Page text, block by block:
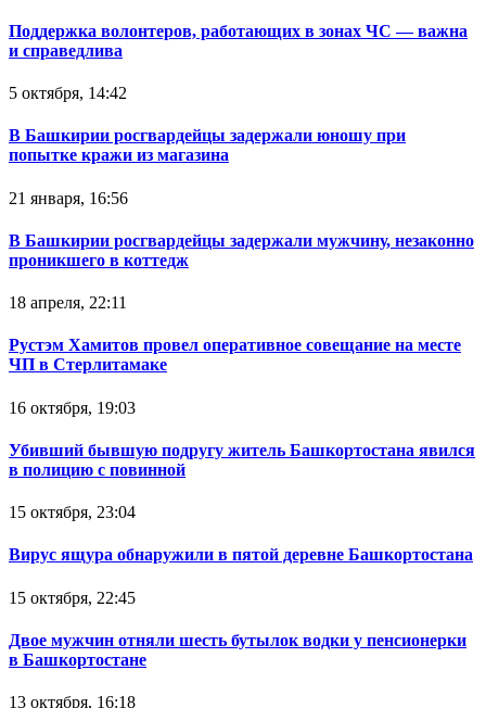
Поддержка волонтеров, работающих в зонах ЧС — важна
и справедлива
5 октября, 14:42
В Башкирии росгвардейцы задержали юношу при
попытке кражи из магазина
21 января, 16:56
В Башкирии росгвардейцы задержали мужчину, незаконно
проникшего в коттедж
18 апреля, 22:11
Рустэм Хамитов провел оперативное совещание на месте
ЧП в Стерлитамаке
16 октября, 19:03
Убивший бывшую подругу житель Башкортостана явился
в полицию с повинной
15 октября, 23:04
Вирус ящура обнаружили в пятой деревне Башкортостана
15 октября, 22:45
Двое мужчин отняли шесть бутылок водки у пенсионерки
в Башкортостане
13 октября, 16:18